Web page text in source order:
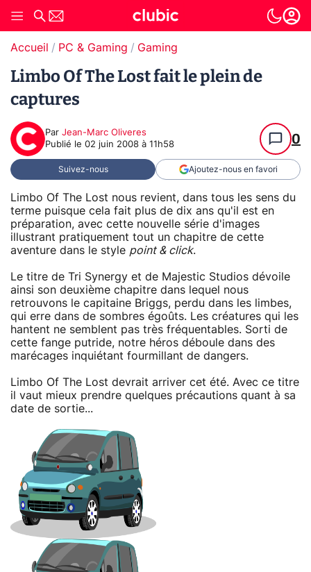
Accueil PC & Gaming Gaming
Limbo Of The Lost fait le plein de
captures
Par Jean-Marc Oliveres
Publié le 02 juin 2008 à 11h58 0
Suivez-nous Ajoutez-nous en favori
Limbo Of The Lost nous revient, dans tous les sens du
terme puisque cela fait plus de dix ans qu'il est en
préparation, avec cette nouvelle série d'images
illustrant pratiquement tout un chapitre de cette
aventure dans le style point & click.
Le titre de Tri Synergy et de Majestic Studios dévoile
ainsi son deuxième chapitre dans lequel nous
retrouvons le capitaine Briggs, perdu dans les limbes,
qui erre dans de sombres égoûts. Les créatures qui les
hantent ne semblent pas très fréquentables. Sorti de
cette fange putride, notre héros déboule dans des
marécages inquiétant fourmillant de dangers.
Limbo Of The Lost devrait arriver cet été. Avec ce titre
il vaut mieux prendre quelques précautions quant à sa
date de sortie...